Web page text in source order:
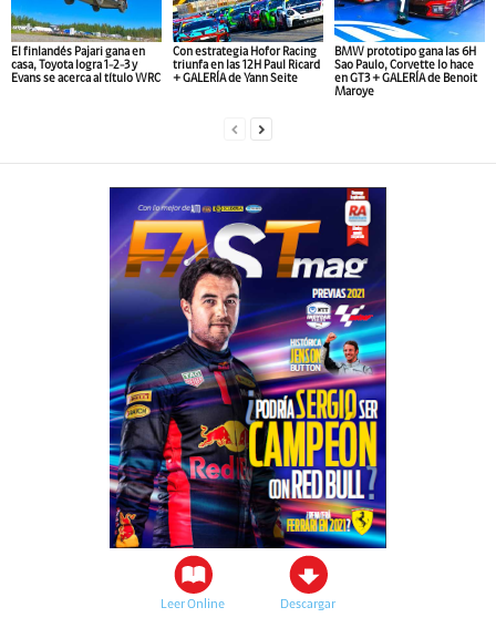
El finlandés Pajari gana en
casa, Toyota logra 1-2-3 y
Evans se acerca al título WRC
Con estrategia Hofor Racing
triunfa en las 12H Paul Ricard
+ GALERÍA de Yann Seite
BMW prototipo gana las 6H
Sao Paulo, Corvette lo hace
en GT3 + GALERÍA de Benoit
Maroye
Leer Online Descargar